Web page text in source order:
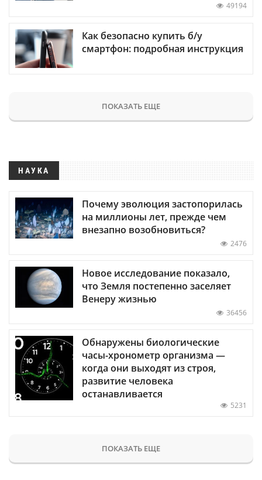
49194
Как безопасно купить б/у
смартфон: подробная инструкция
ПОКАЗАТЬ ЕЩЕ
НАУКА
Почему эволюция застопорилась
на миллионы лет, прежде чем
внезапно возобновиться?
2476
Новое исследование показало,
что Земля постепенно заселяет
Венеру жизнью
36456
Обнаружены биологические
часы-хронометр организма —
когда они выходят из строя,
развитие человека
останавливается
5231
ПОКАЗАТЬ ЕЩЕ